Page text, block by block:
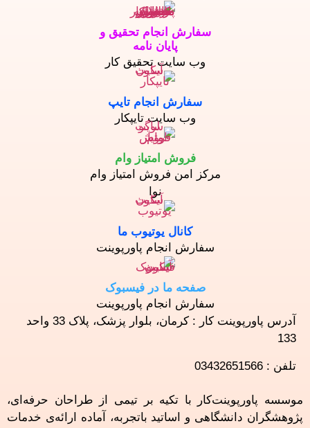
سفارش انجام تحقیق و
پایان نامه
وب سایت تحقیق کار
سفارش انجام تایپ
وب سایت تایپکار
فروش امتیاز وام
مرکز امن فروش امتیاز وام
نوا
کانال یوتیوب ما
سفارش انجام پاورپوینت
صفحه ما در فیسبوک
سفارش انجام پاورپوینت
آدرس پاورپوینت کار : کرمان، بلوار پزشک، پلاک 33 واحد
133
تلفن : 03432651566
موسسه پاورپوینت‌کار با تکیه بر تیمی از طراحان حرفه‌ای،
پژوهشگران دانشگاهی و اساتید باتجربه، آماده ارائه‌ی خدمات